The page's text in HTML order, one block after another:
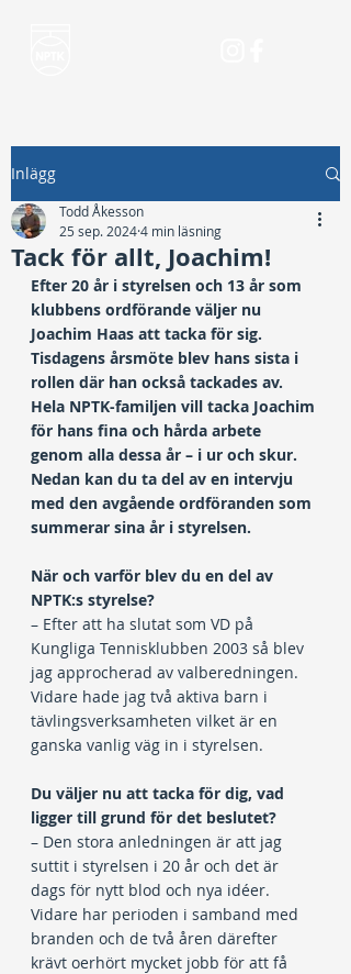
Inlägg
Tack för allt, Joachim!
Todd Åkesson
25 sep. 20244 min läsning
Efter 20 år i styrelsen och 13 år som
klubbens ordförande väljer nu
Joachim Haas att tacka för sig.
Tisdagens årsmöte blev hans sista i
rollen där han också tackades av.
Hela NPTK-familjen vill tacka Joachim
för hans fina och hårda arbete
genom alla dessa år – i ur och skur.
Nedan kan du ta del av en intervju
med den avgående ordföranden som
summerar sina år i styrelsen.
När och varför blev du en del av
NPTK:s styrelse?
– Efter att ha slutat som VD på
Kungliga Tennisklubben 2003 så blev
jag approcherad av valberedningen.
Vidare hade jag två aktiva barn i
tävlingsverksamheten vilket är en
ganska vanlig väg in i styrelsen.
Du väljer nu att tacka för dig, vad
ligger till grund för det beslutet?
– Den stora anledningen är att jag
suttit i styrelsen i 20 år och det är
dags för nytt blod och nya idéer.
Vidare har perioden i samband med
branden och de två åren därefter
krävt oerhört mycket jobb för att få